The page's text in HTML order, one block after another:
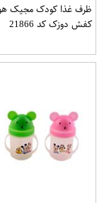
ظرف غذا کودک مجیک
کفش دوزک کد 21866